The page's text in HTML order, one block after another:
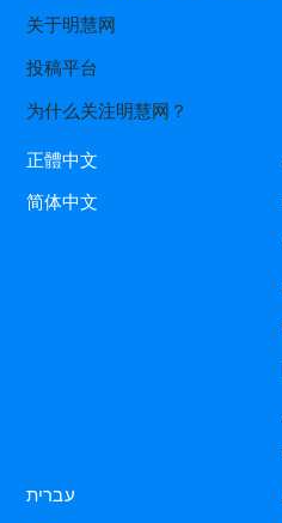
关于明慧网
投稿平台
为什么关注明慧网？
正體中文
简体中文
עברית